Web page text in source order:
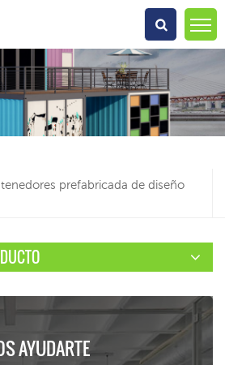
Buscando?
prefabricada de diseño
AYUDARTE